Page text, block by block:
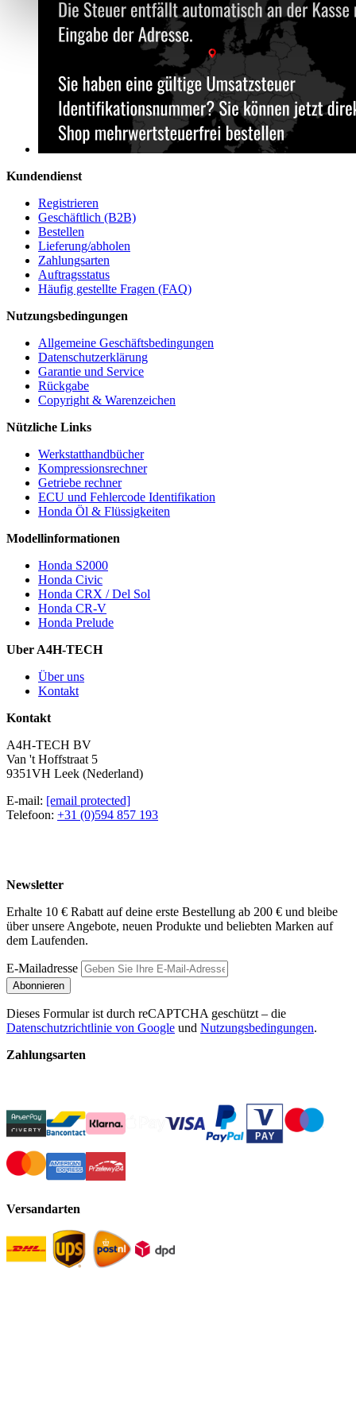
Kundendienst
Registrieren
Geschäftlich (B2B)
Bestellen
Lieferung/abholen
Zahlungsarten
Auftragsstatus
Häufig gestellte Fragen (FAQ)
Nutzungsbedingungen
Allgemeine Geschäftsbedingungen
Datenschutzerklärung
Garantie und Service
Rückgabe
Copyright & Warenzeichen
Nützliche Links
Werkstatthandbücher
Kompressionsrechner
Getriebe rechner
ECU und Fehlercode Identifikation
Honda Öl & Flüssigkeiten
Modellinformationen
Honda S2000
Honda Civic
Honda CRX / Del Sol
Honda CR-V
Honda Prelude
Uber A4H-TECH
Über uns
Kontakt
Kontakt
A4H-TECH BV
Van 't Hoffstraat 5
9351VH Leek (Nederland)
E-mail: [email protected]
Telefoon: +31 (0)594 857 193
Newsletter
Erhalte 10 € Rabatt auf deine erste Bestellung ab 200 € und bleibe
über unsere Angebote, neuen Produkte und beliebten Marken auf
dem Laufenden.
E-Mailadresse
Abonnieren
Dieses Formular ist durch reCAPTCHA geschützt – die
Datenschutzrichtlinie von Google und Nutzungsbedingungen.
Zahlungsarten
Versandarten